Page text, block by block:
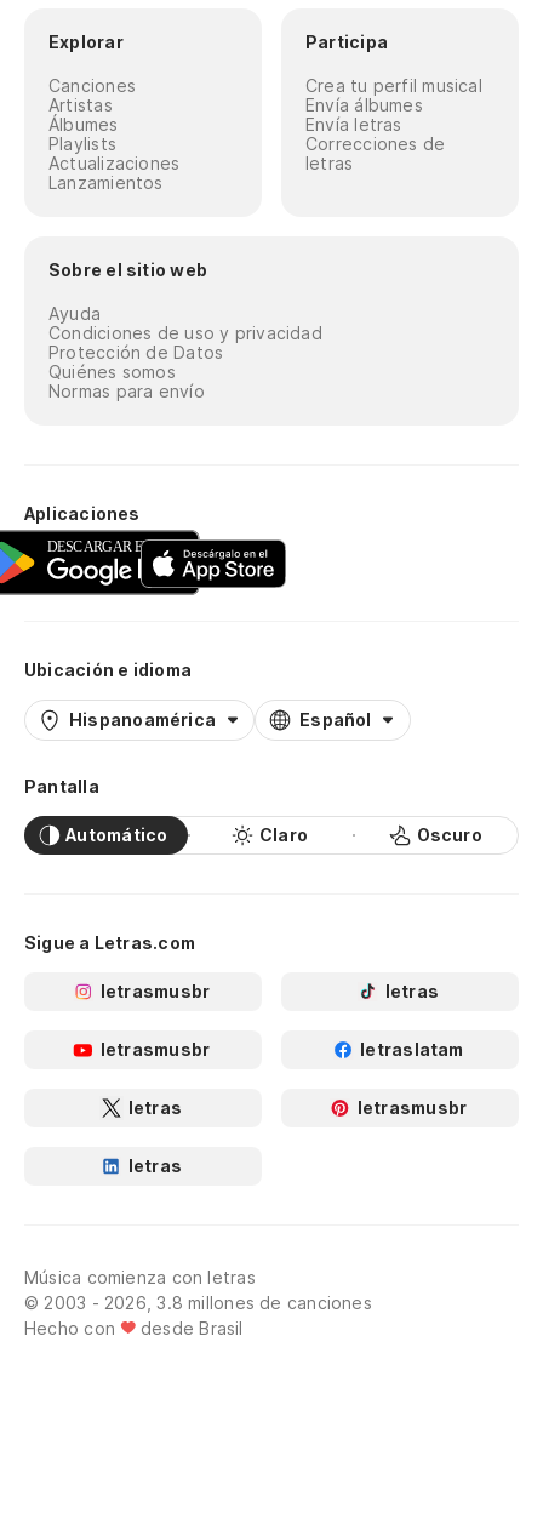
Explorar
Canciones
Artistas
Álbumes
Playlists
Actualizaciones
Lanzamientos
Participa
Crea tu perfil musical
Envía álbumes
Envía letras
Correcciones de
letras
Sobre el sitio web
Ayuda
Condiciones de uso y privacidad
Protección de Datos
Quiénes somos
Normas para envío
Aplicaciones
Ubicación e idioma
Hispanoamérica Español
Pantalla
Automático Claro Oscuro
Sigue a Letras.com
letrasmusbr letras
letrasmusbr letraslatam
letras letrasmusbr
letras
Música comienza con letras
© 2003 - 2026, 3.8 millones de canciones
Hecho con
desde Brasil